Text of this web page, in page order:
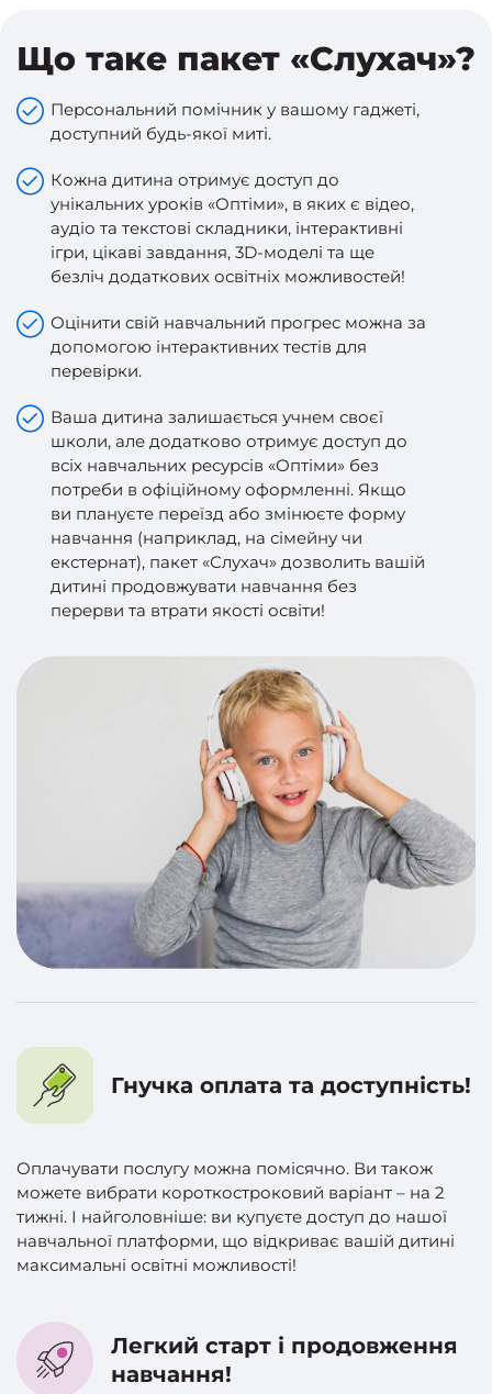
Що таке пакет «Слухач»?
Персональний помічник у вашому гаджеті,
доступний будь-якої миті.
Кожна дитина отримує доступ до
унікальних уроків «Оптіми», в яких є відео,
аудіо та текстові складники, інтерактивні
ігри, цікаві завдання, 3D-моделі та ще
безліч додаткових освітніх можливостей!
Оцінити свій навчальний прогрес можна за
допомогою інтерактивних тестів для
перевірки.
Ваша дитина залишається учнем своєї
школи, але додатково отримує доступ до
всіх навчальних ресурсів «Оптіми» без
потреби в офіційному оформленні. Якщо
ви плануєте переїзд або змінюєте форму
навчання (наприклад, на сімейну чи
екстернат), пакет «Слухач» дозволить вашій
дитині продовжувати навчання без
перерви та втрати якості освіти!
Гнучка оплата та доступність!
Оплачувати послугу можна помісячно. Ви також
можете вибрати короткостроковий варіант – на 2
тижні. І найголовніше: ви купуєте доступ до нашої
навчальної платформи, що відкриває вашій дитині
максимальні освітні можливості!
Легкий старт і продовження
навчання!